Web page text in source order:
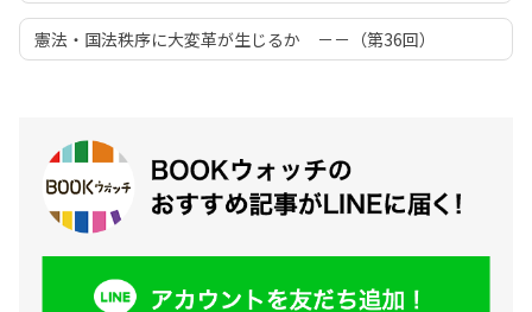
憲法・国法秩序に大変革が生じるか －－（第36回）